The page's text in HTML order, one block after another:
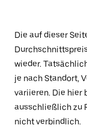
Die auf dieser
wieder.
je nach Standort,
variieren. Die hier
ausschließlich zu
nicht verbindlich.